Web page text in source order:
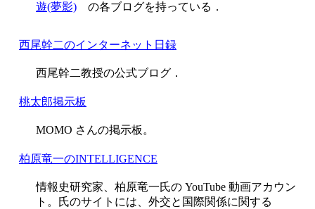
遊(夢影) の各ブログを持っている．
西尾幹二のインターネット日録
西尾幹二教授の公式ブログ．
桃太郎掲示板
MOMO さんの掲示板。
柏原竜一のINTELLIGENCE
情報史研究家、柏原竜一氏の YouTube 動画アカウン
ト。氏のサイトには、外交と国際関係に関する